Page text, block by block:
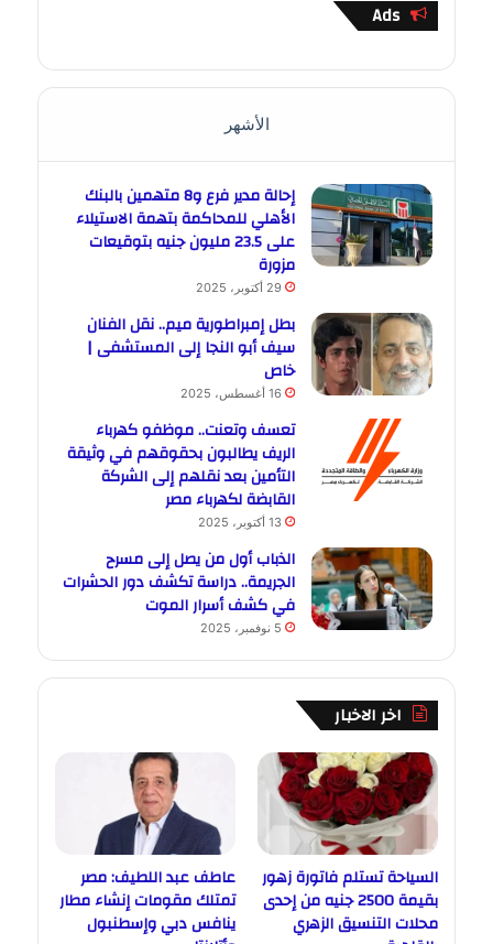
Ads
الأشهر
إحالة مدير فرع و8 متهمين بالبنك
الأهلي للمحاكمة بتهمة الاستيلاء
على 23.5 مليون جنيه بتوقيعات
مزورة
29 أكتوبر، 2025
بطل إمبراطورية ميم.. نقل الفنان
سيف أبو النجا إلى المستشفى |
خاص
16 أغسطس، 2025
تعسف وتعنت.. موظفو كهرباء
الريف يطالبون بحقوقهم في وثيقة
التأمين بعد نقلهم إلى الشركة
القابضة لكهرباء مصر
13 أكتوبر، 2025
الذباب أول من يصل إلى مسرح
الجريمة.. دراسة تكشف دور الحشرات
في كشف أسرار الموت
5 نوفمبر، 2025
اخر الاخبار
السياحة تستلم فاتورة زهور
بقيمة 2500 جنيه من إحدى
محلات التنسيق الزهري
عاطف عبد اللطيف: مصر
تمتلك مقومات إنشاء مطار
ينافس دبي وإسطنبول